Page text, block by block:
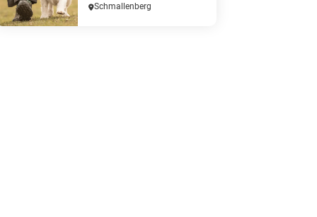
Schmallenberg